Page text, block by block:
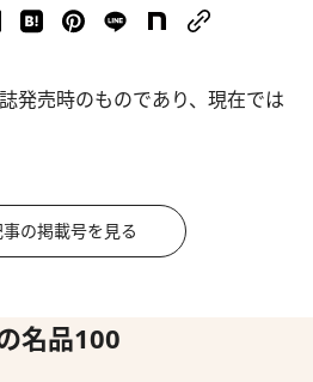
発売時のものであり、現在では
事の掲載号を見る
名品100